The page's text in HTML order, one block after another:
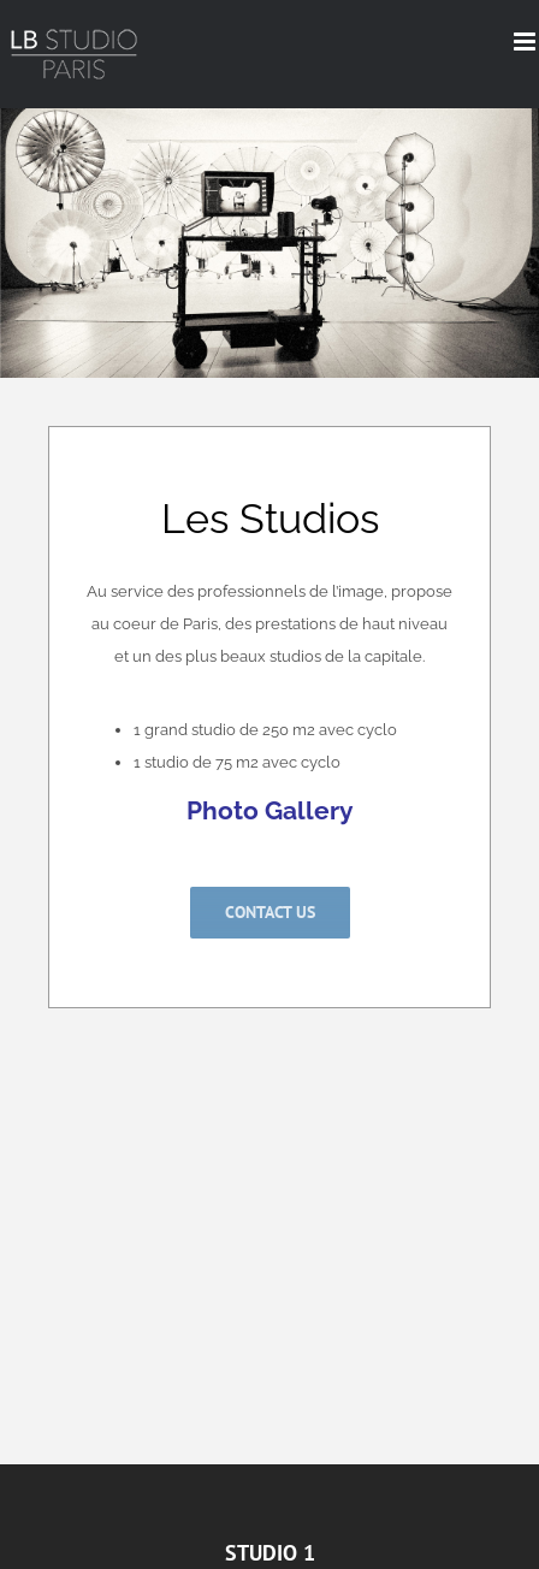
to
content
Les Studios
Au service des professionnels de l’image, propose
au coeur de Paris, des prestations de haut niveau
et un des plus beaux studios de la capitale.
1 grand studio de 250 m2 avec cyclo
1 studio de 75 m2 avec cyclo
Photo Gallery
CONTACT US
STUDIO 1